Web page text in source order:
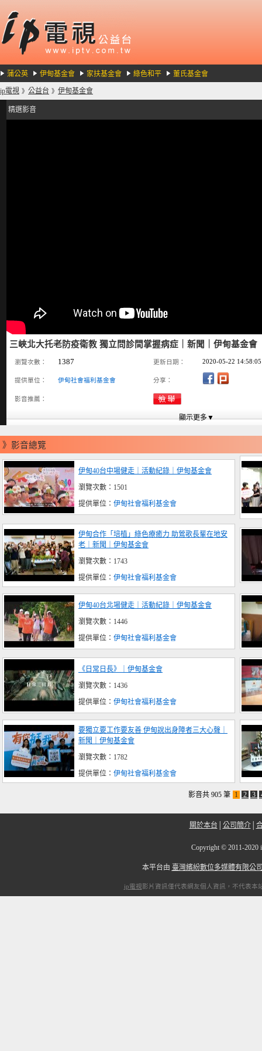
蒲公英 伊甸基金會 家扶基金會 綠色和平 董氏基金會
ip電視 》 公益台 》 伊甸基金會
精選影音
三峽北大托老防疫衛教 獨立問診間掌握病症｜新聞｜伊甸基金會
瀏覽次數： 1387 更新日期： 2020-05-22 14:58:05
提供單位： 伊甸社會福利基金會 分享：
影音推薦：
》影音總覽
伊甸40台中場健走｜活動紀錄｜伊甸基金會
瀏覽次數：1501
提供單位： 伊甸社會福利基金會
伊甸合作「培植」綠色療癒力 助鶯歌長輩在地安
老｜新聞｜伊甸基金會
瀏覽次數：1743
提供單位： 伊甸社會福利基金會
伊甸40台北場健走｜活動紀錄｜伊甸基金會
瀏覽次數：1446
提供單位： 伊甸社會福利基金會
《日常日長》｜伊甸基金會
瀏覽次數：1436
提供單位： 伊甸社會福利基金會
要獨立要工作要友善 伊甸說出身障者三大心聲｜
新聞｜伊甸基金會
瀏覽次數：1782
提供單位： 伊甸社會福利基金會
影音共 905 筆 1 2 3
關於本台 公司簡介│
Copyright © 2011-
本平台由 臺灣繽紛數位多媒體有限公
ip電視影片資訊僅代表網友個人資訊，不代表本